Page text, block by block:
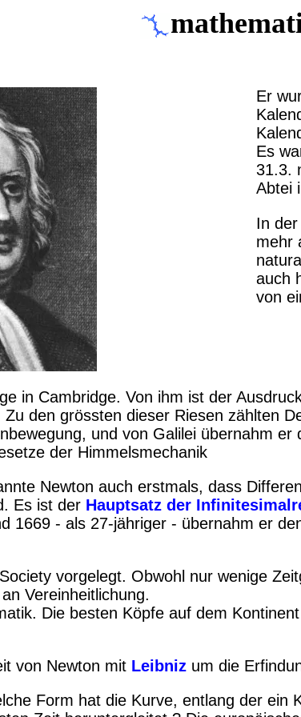
Er
Es
31.3.
Abtei
In
mehr
auch
von
in Cambridge. Von ihm ist der
den grössten dieser Riesen zählten
und von Galilei übernahm
der Himmelsmechanik
Newton auch erstmals, dass
Es ist der Hauptsatz der
1669 - als 27-jähriger - übernahm er
vorgelegt. Obwohl nur wenige
Vereinheitlichung.
Die besten Köpfe auf dem
von Newton mit Leibniz um die
Form hat die Kurve, entlang der ein